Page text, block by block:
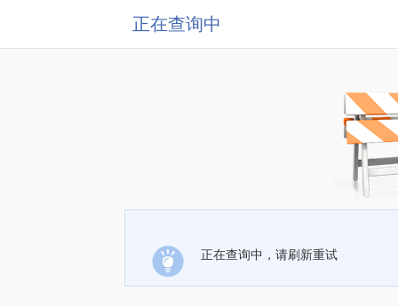
正在查询中
正在查询中，请刷新重试